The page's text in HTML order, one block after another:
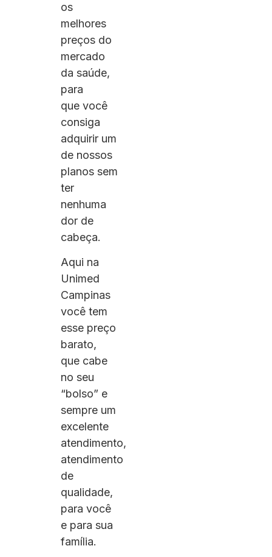
os
melhores
preços do
mercado
da saúde,
para
que você
consiga
adquirir um
de nossos
planos sem
ter
nenhuma
dor de
cabeça.
Aqui na
Unimed
Campinas
você tem
esse preço
barato,
que cabe
no seu
“bolso” e
sempre um
excelente
atendimento,
atendimento
de
qualidade,
para você
e para sua
família.